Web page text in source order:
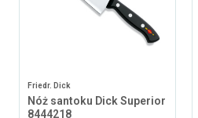
Friedr. Dick
Nóż santoku Dick Superior
8444218